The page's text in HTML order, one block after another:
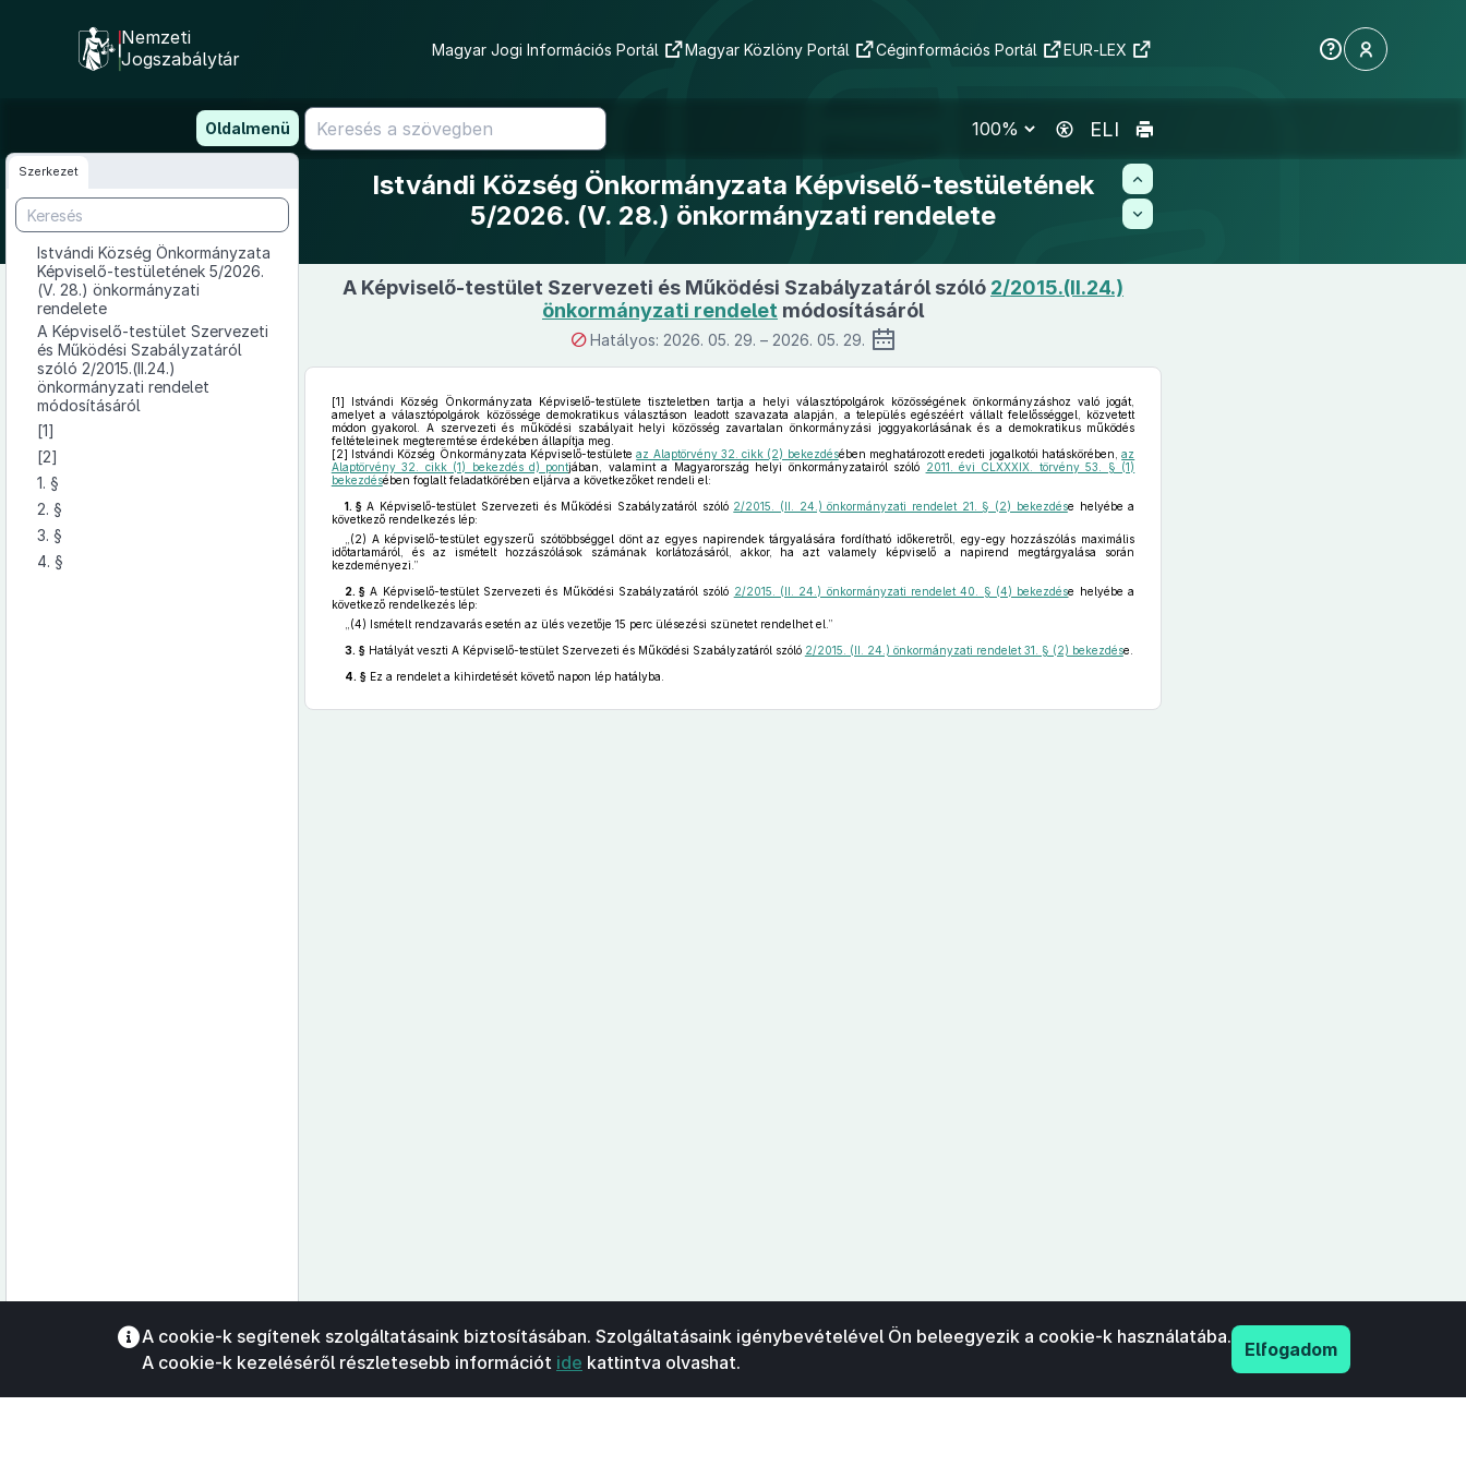
tartalomra
Nemzeti
Jogszabálytár
Magyar Jogi Információs Portál Magyar Közlöny Portál Céginformációs Portál EUR-LEX
Oldalmenü ELI
Szerkezet
Istvándi Község Önkormányzata
Képviselő-testületének 5/2026.
(V. 28.) önkormányzati
rendelete
A Képviselő-testület Szervezeti
és Működési Szabályzatáról
szóló 2/2015.(II.24.)
önkormányzati rendelet
módosításáról
[1]
[2]
1. §
2. §
3. §
4. §
Az oldalmenübe visszatéréshez
ALT + S billentyűket.
Istvándi Község Önkormányzata Képviselő-testületének
5/2026. (V. 28.) önkormányzati rendelete
A Képviselő-testület Szervezeti és Működési Szabályzatáról szóló 2/2015.(II.24.)
önkormányzati rendelet módosításáról
Hatályos: 2026. 05. 29. – 2026. 05. 29.
[1] Istvándi Község Önkormányzata Képviselő-testülete tiszteletben tartja a helyi választópolgárok közösségének önkormányzáshoz való jogát,
amelyet a választópolgárok közössége demokratikus választáson leadott szavazata alapján, a település egészéért vállalt felelősséggel, közvetett
módon gyakorol. A szervezeti és működési szabályait helyi közösség zavartalan önkormányzási joggyakorlásának és a demokratikus működés
feltételeinek megteremtése érdekében állapítja meg.
[2] Istvándi Község Önkormányzata Képviselő-testületeaz Alaptörvény 32. cikk (2) bekezdésében meghatározott eredeti jogalkotói hatáskörében,az
Alaptörvény 32. cikk (1) bekezdés d) pontjában, valamint a Magyarország helyi önkormányzatairól szóló 2011. évi CLXXXIX. törvény 53. § (1)
bekezdésében foglalt feladatkörében eljárva a következőket rendeli el:
1. §A Képviselő-testület Szervezeti és Működési Szabályzatáról szóló 2/2015. (II. 24.) önkormányzati rendelet 21. § (2) bekezdése helyébe a
következő rendelkezés lép:
„(2) A képviselő-testület egyszerű szótöbbséggel dönt az egyes napirendek tárgyalására fordítható időkeretről, egy-egy hozzászólás maximális
időtartamáról, és az ismételt hozzászólások számának korlátozásáról, akkor, ha azt valamely képviselő a napirend megtárgyalása során
kezdeményezi.”
2. §A Képviselő-testület Szervezeti és Működési Szabályzatáról szóló 2/2015. (II. 24.) önkormányzati rendelet 40. § (4) bekezdése helyébe a
következő rendelkezés lép:
„(4) Ismételt rendzavarás esetén az ülés vezetője 15 perc ülésezési szünetet rendelhet el.”
3. §Hatályát veszti A Képviselő-testület Szervezeti és Működési Szabályzatáról szóló 2/2015. (II. 24.) önkormányzati rendelet 31. § (2) bekezdése.
4. §Ez a rendelet a kihirdetését követő napon lép hatályba.
A cookie-k segítenek szolgáltatásaink biztosításában. Szolgáltatásaink igénybevételével Ön beleegyezik a cookie-k használatába.
A cookie-k kezeléséről részletesebb információt ide kattintva olvashat.
Elfogadom